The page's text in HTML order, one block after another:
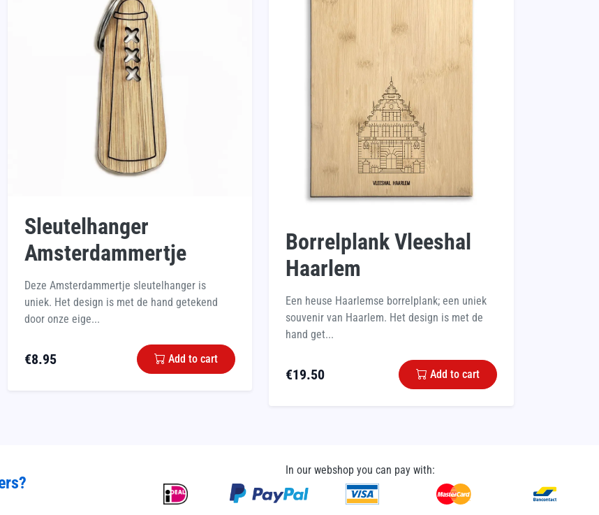
Sleutelhanger
Amsterdammertje
Deze Amsterdammertje sleutelhanger is
uniek. Het design is met de hand getekend
door onze eige...
€8.95 Add to cart
Borrelplank Vleeshal
Haarlem
Een heuse Haarlemse borrelplank; een uniek
souvenir van Haarlem. Het design is met de
hand get...
€19.50 Add to cart
In our webshop you can pay with: